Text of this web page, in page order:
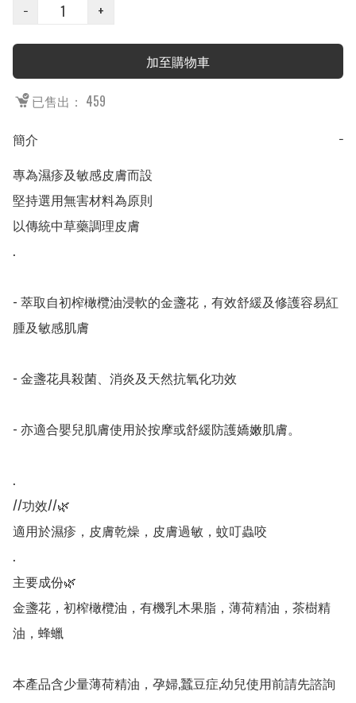
−
+
加至購物車
已售出： 459
簡介
−
專為濕疹及敏感皮膚而設
堅持選用無害材料為原則
以傳統中草藥調理皮膚
.
- 萃取自初榨橄欖油浸軟的金盞花，有效舒緩及修護容易紅
腫及敏感肌膚
- 金盞花具殺菌、消炎及天然抗氧化功效
- 亦適合嬰兒肌膚使用於按摩或舒緩防護嬌嫩肌膚。
.
//功效//🌿
適用於濕疹，皮膚乾燥，皮膚過敏，蚊叮蟲咬
.
主要成份🌿
金盞花，初榨橄欖油，有機乳木果脂，薄荷精油，茶樹精
油，蜂蠟
本產品含少量薄荷精油，孕婦,蠶豆症,幼兒使用前請先諮詢